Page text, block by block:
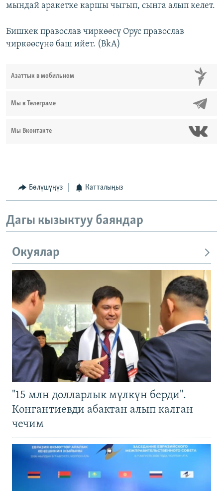
мындай аракетке каршы чыгып, сынга алып келет.
Бишкек православ чиркөөсү Орус православ
чиркөөсүнө баш ийет. (BkA)
Азаттык в мобильном
Мы в Телеграме
Мы Вконтакте
Бөлүшүңүз Катталыңыз
Дагы кызыктуу баяндар
Окуялар
"15 млн долларлык мүлкүн берди".
Конгантиевди абактан алып калган
чечим